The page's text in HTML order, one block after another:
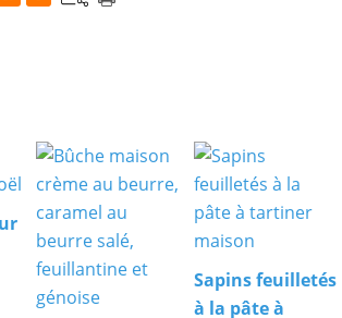
Sapins feuilletés
à la pâte à